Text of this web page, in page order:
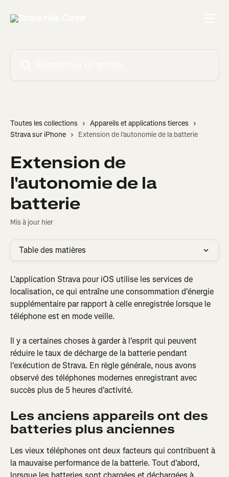
Toutes les collections
Appareils et applications tierces
Strava sur iPhone
Extension de l'autonomie de la batterie
Extension de
l'autonomie de la
batterie
Mis à jour hier
Table des matières
L'application Strava pour iOS utilise les services de
localisation, ce qui entraîne une consommation d'énergie
supplémentaire par rapport à celle enregistrée lorsque le
téléphone est en mode veille.
Il y a certaines choses à garder à l'esprit qui peuvent
réduire le taux de décharge de la batterie pendant
l'exécution de Strava. En règle générale, nous avons
observé des téléphones modernes enregistrant avec
succès plus de 5 heures d'activité.
Les anciens appareils ont des
batteries plus anciennes
Les vieux téléphones ont deux facteurs qui contribuent à
la mauvaise performance de la batterie. Tout d'abord,